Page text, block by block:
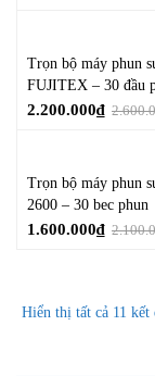
Trọn bộ máy phun
FUJITEX – 30 đầu
2.200.000₫
Trọn bộ máy phun
2600 – 30 bec phun
1.600.000₫
Hiển thị tất cả 11 kết